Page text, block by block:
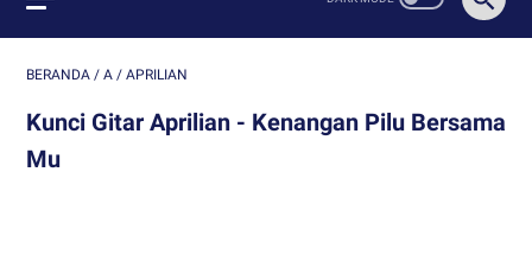
BERANDA / A / APRILIAN
Kunci Gitar Aprilian - Kenangan Pilu Bersama
Mu